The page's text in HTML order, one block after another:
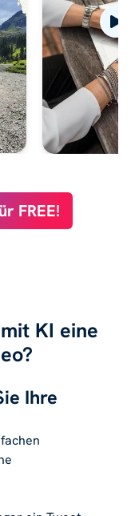
FREE!
KI eine
Ihre